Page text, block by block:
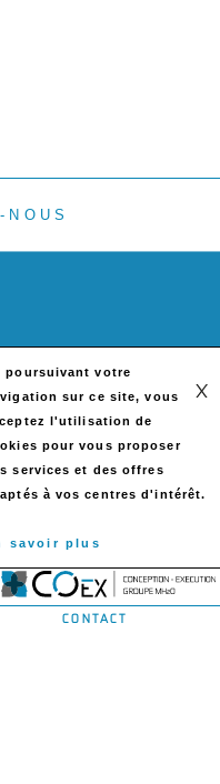
poursuivant votre
sur ce site, vous
l'utilisation de
pour vous proposer
services et des offres
à vos centres d'intérêt.
savoir plus
CONTACT